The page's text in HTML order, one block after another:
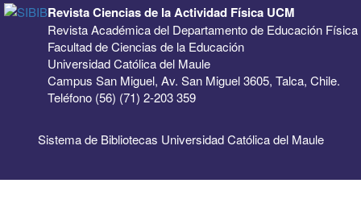
Revista Ciencias de la Actividad Física UCM
Revista Académica del Departamento de Educación Física
Facultad de Ciencias de la Educación
Universidad Católica del Maule
Campus San Miguel, Av. San Miguel 3605, Talca, Chile.
Teléfono (56) (71) 2-203 359
Sistema de Bibliotecas Universidad Católica del Maule